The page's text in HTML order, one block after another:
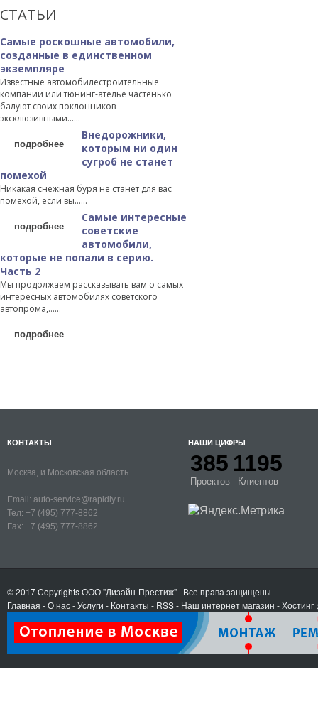
СТАТЬИ
Самые роскошные автомобили,
созданные в единственном
экземпляре
Известные автомобилестроительные
компании или тюнинг-ателье частенько
балуют своих поклонников
эксклюзивными…...
подробнее
Внедорожники,
которым ни один
сугроб не станет
помехой
Никакая снежная буря не станет для вас
помехой, если вы…...
подробнее
Самые интересные
советские
автомобили,
которые не попали в серию.
Часть 2
Мы продолжаем рассказывать вам о самых
интересных автомобилях советского
автопрома,…...
подробнее
КОНТАКТЫ
Москва, и Московская область
Email: auto-service@rapidly.ru
Тел: +7 (495) 777-8862
Fax: +7 (495) 777-8862
НАШИ ЦИФРЫ
385
Проектов
1195
Клиентов
© 2017 CopyrightsООО "Дизайн-Престиж" | Все права защищены
Главная -О нас-Услуги - Контакты - RSS- Наш интернет магазин -Хостинг